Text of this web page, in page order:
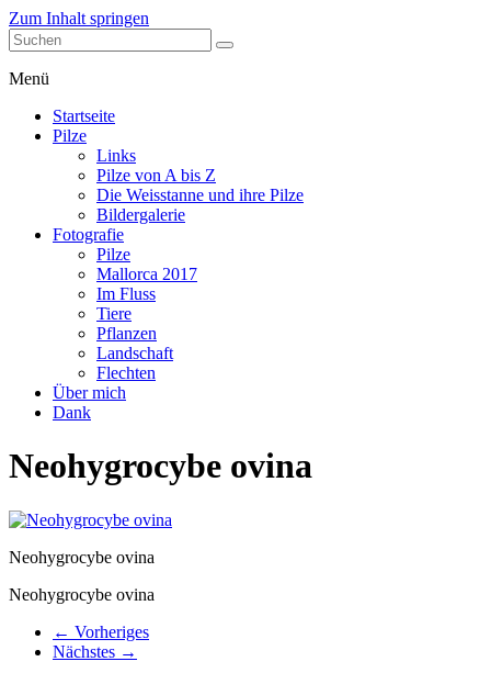
Zum Inhalt springen
Menü
Startseite
Pilze
Links
Pilze von A bis Z
Die Weisstanne und ihre Pilze
Bildergalerie
Fotografie
Pilze
Mallorca 2017
Im Fluss
Tiere
Pflanzen
Landschaft
Flechten
Über mich
Dank
Neohygrocybe ovina
Neohygrocybe ovina
Neohygrocybe ovina
← Vorheriges
Nächstes →